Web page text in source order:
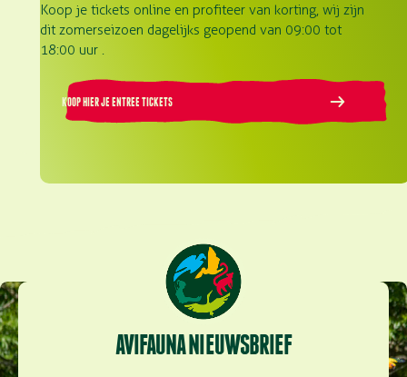
Koop je tickets online en profiteer van korting, wij zijn
dit zomerseizoen dagelijks geopend van 09:00 tot
18:00 uur .
KOOP HIER JE ENTREE TICKETS
AVIFAUNA NIEUWSBRIEF